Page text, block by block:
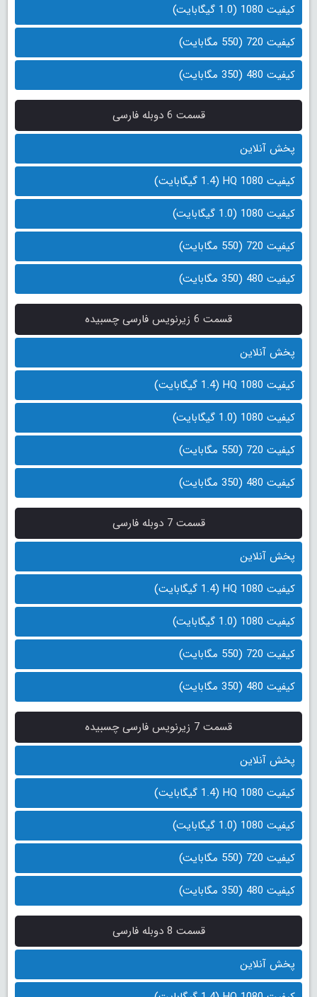
کیفیت 1080 (1.0 گیگابایت)
کیفیت 720 (550 مگابایت)
کیفیت 480 (350 مگابایت)
قسمت 6 دوبله فارسی
پخش آنلاین
کیفیت 1080 HQ (1.4 گیگابایت)
کیفیت 1080 (1.0 گیگابایت)
کیفیت 720 (550 مگابایت)
کیفیت 480 (350 مگابایت)
قسمت 6 زیرنویس فارسی چسبیده
پخش آنلاین
کیفیت 1080 HQ (1.4 گیگابایت)
کیفیت 1080 (1.0 گیگابایت)
کیفیت 720 (550 مگابایت)
کیفیت 480 (350 مگابایت)
قسمت 7 دوبله فارسی
پخش آنلاین
کیفیت 1080 HQ (1.4 گیگابایت)
کیفیت 1080 (1.0 گیگابایت)
کیفیت 720 (550 مگابایت)
کیفیت 480 (350 مگابایت)
قسمت 7 زیرنویس فارسی چسبیده
پخش آنلاین
کیفیت 1080 HQ (1.4 گیگابایت)
کیفیت 1080 (1.0 گیگابایت)
کیفیت 720 (550 مگابایت)
کیفیت 480 (350 مگابایت)
قسمت 8 دوبله فارسی
پخش آنلاین